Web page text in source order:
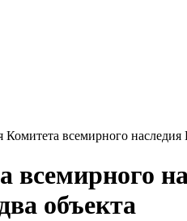
Комитета всемирного
объекта